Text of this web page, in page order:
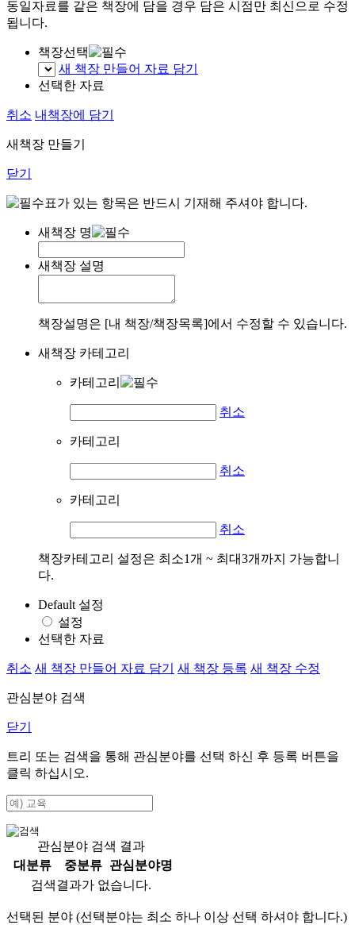
동일자료를 같은 책장에 담을 경우 담은 시점만 최신으로 수정
됩니다.
책장선택
새 책장 만들어 자료 담기
선택한 자료
취소 내책장에 담기
새책장 만들기
닫기
표가 있는 항목은 반드시 기재해 주셔야 합니다.
새책장 명
새책장 설명
책장설명은 [내 책장/책장목록]에서 수정할 수 있습니다.
새책장 카테고리
카테고리
취소
카테고리
취소
카테고리
취소
책장카테고리 설정은 최소1개 ~ 최대3개까지 가능합니
다.
Default 설정
설정
선택한 자료
취소 새 책장 만들어 자료 담기 새 책장 등록 새 책장 수정
관심분야 검색
닫기
트리 또는 검색을 통해 관심분야를 선택 하신 후 등록 버튼을
클릭 하십시오.
관심분야 검색 결과
대분류
중분류
관심분야명
검색결과가 없습니다.
선택된 분야 (선택분야는 최소 하나 이상 선택 하셔야 합니다.)